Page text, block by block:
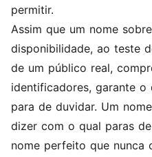
permitir.
Assim que um nome
disponibilidade, ao teste
de um público real,
identificadores, garante o
para de duvidar. Um
dizer com o qual paras
nome perfeito que nunca